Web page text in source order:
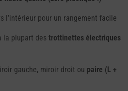
l’intérieur pour un rangement facile
la plupart des trottinettes électriques
gauche, miroir droit ou paire (L +